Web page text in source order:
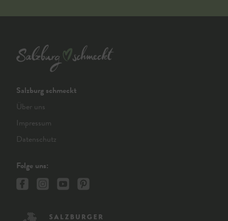
Salzburg schmeckt
Über uns
Impressum
Datenschutz
Folge uns: